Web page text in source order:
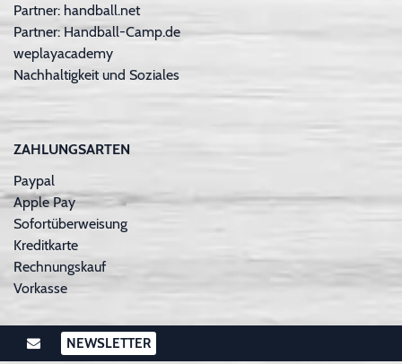
Partner: handball.net
Partner: Handball-Camp.de
weplayacademy
Nachhaltigkeit und Soziales
ZAHLUNGSARTEN
Paypal
Apple Pay
Sofortüberweisung
Kreditkarte
Rechnungskauf
Vorkasse
NEWSLETTER